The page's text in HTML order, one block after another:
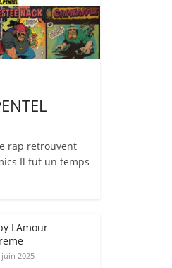
rap retrouvent
Il fut un temps
LAmour
juin 2025